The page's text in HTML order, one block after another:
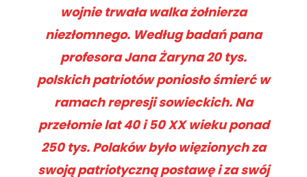
wojnie trwała walka żołnierza
niezłomnego. Według badań pana
profesora Jana Żaryna 20 tys.
polskich patriotów poniosło śmierć w
ramach represji sowieckich. Na
przełomie lat 40 i 50 XX wieku ponad
250 tys. Polaków było więzionych za
swoją patriotyczną postawę i za swój